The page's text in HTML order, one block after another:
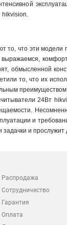
hikvision.
что эти модели
обмысленной
то, что их
24Вт
и
и прослужит
Распродажа
Сотрудничество
Гарантия
Оплата